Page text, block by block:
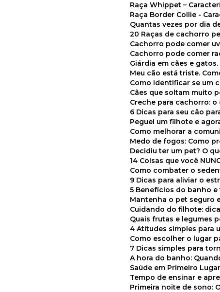
Raça Whippet –
Raça Border Collie -
Quantas vezes por dia
20 Raças de cachorro
Cachorro pode comer
Cachorro pode comer
Giárdia em cães e
Meu cão está triste.
Como identificar se um
Cães que soltam muito
Creche para cachorro:
6 Dicas para seu cão
Peguei um filhote e
Como melhorar a
Medo de fogos: Como
Decidiu ter um pet? O
14 Coisas que você
Como combater o
9 Dicas para aliviar o
5 Benefícios do banho
Mantenha o pet
Cuidando do filhote:
Quais frutas e legumes
4 Atitudes simples
Como escolher o lugar
7 Dicas simples para
A hora do banho:
Saúde em Primeiro
Tempo de ensinar e
Primeira noite de